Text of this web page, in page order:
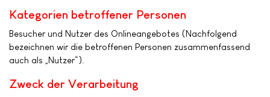
Kategorien betroffener Personen
Besucher und Nutzer des Onlineangebotes (Nachfolgend
bezeichnen wir die betroffenen Personen zusammenfassend
auch als „Nutzer“).
Zweck der Verarbeitung